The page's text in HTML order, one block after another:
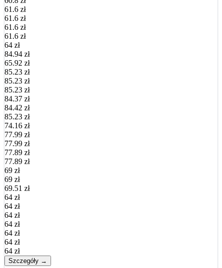
61.6 zł
61.6 zł
61.6 zł
61.6 zł
64 zł
84.94 zł
65.92 zł
85.23 zł
85.23 zł
85.23 zł
84.37 zł
84.42 zł
85.23 zł
74.16 zł
77.99 zł
77.99 zł
77.89 zł
77.89 zł
69 zł
69 zł
69.51 zł
64 zł
64 zł
64 zł
64 zł
64 zł
64 zł
64 zł
Szczegóły →